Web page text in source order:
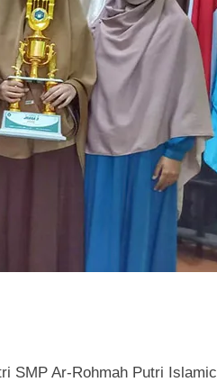
SMP Ar-Rohmah Putri Islamic